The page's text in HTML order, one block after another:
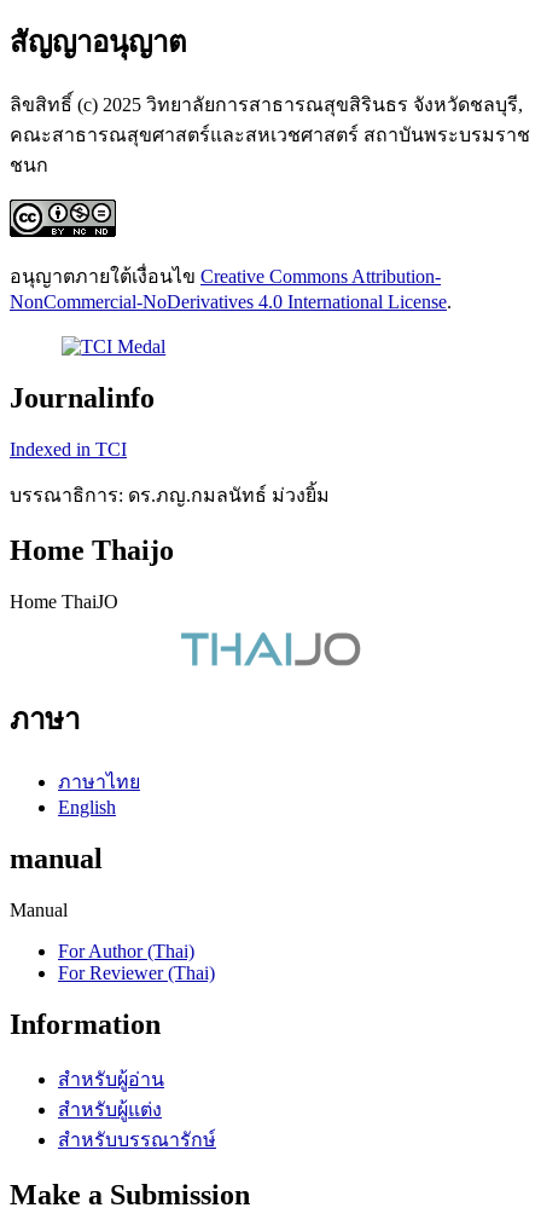
สัญญาอนุญาต
ลิขสิทธิ์ (c) 2025 วิทยาลัยการสาธารณสุขสิรินธร จังหวัดชลบุรี,
คณะสาธารณสุขศาสตร์และสหเวชศาสตร์ สถาบันพระบรมราช
ชนก
อนุญาตภายใต้เงื่อนไข Creative Commons Attribution-
NonCommercial-NoDerivatives 4.0 International License.
Journalinfo
Indexed in TCI
บรรณาธิการ: ดร.ภญ.กมลนัทธ์ ม่วงยิ้ม
Home Thaijo
Home ThaiJO
ภาษา
ภาษาไทย
English
manual
Manual
For Author (Thai)
For Reviewer (Thai)
Information
สำหรับผู้อ่าน
สำหรับผู้แต่ง
สำหรับบรรณารักษ์
Make a Submission